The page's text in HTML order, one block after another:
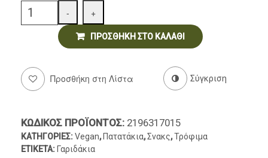
- +
ΠΡΟΣΘΉΚΗ ΣΤΟ ΚΑΛΆΘΙ
Προσθήκη στη Λίστα Σύγκριση
ΚΩΔΙΚΌΣ ΠΡΟΪΌΝΤΟΣ: 2196317015
ΚΑΤΗΓΟΡΊΕΣ:Vegan, Πατατάκια,Σνακς,Τρόφιμα
ΕΤΙΚΈΤΑ: Γαριδάκια